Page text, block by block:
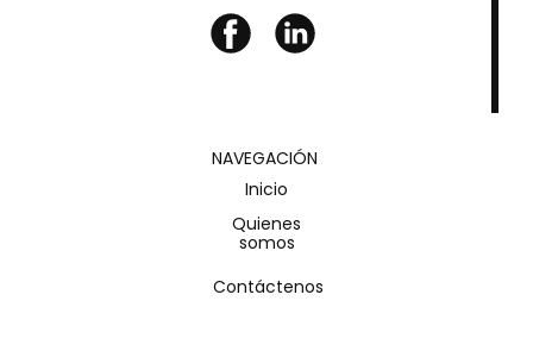
NAVEGACIÓN
Inicio
Quienes
somos
Contáctenos